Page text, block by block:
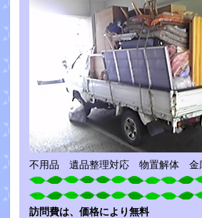
不用品 遺品整理対応 物置解体 金
訪問費は、価格により無料